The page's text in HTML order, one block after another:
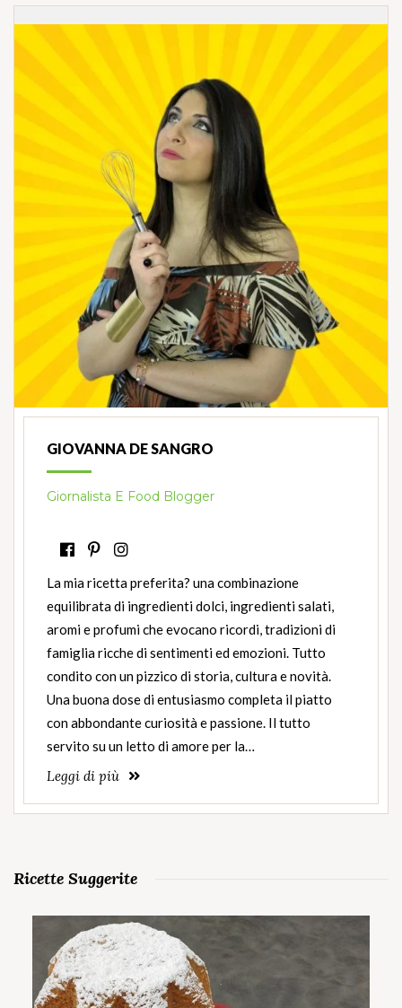
GIOVANNA DE SANGRO
Giornalista E Food Blogger
La mia ricetta preferita? una combinazione
equilibrata di ingredienti dolci, ingredienti salati,
aromi e profumi che evocano ricordi, tradizioni di
famiglia ricche di sentimenti ed emozioni. Tutto
condito con un pizzico di storia, cultura e novità.
Una buona dose di entusiasmo completa il piatto
con abbondante curiosità e passione. Il tutto
servito su un letto di amore per la…
Leggi di più
Ricette Suggerite